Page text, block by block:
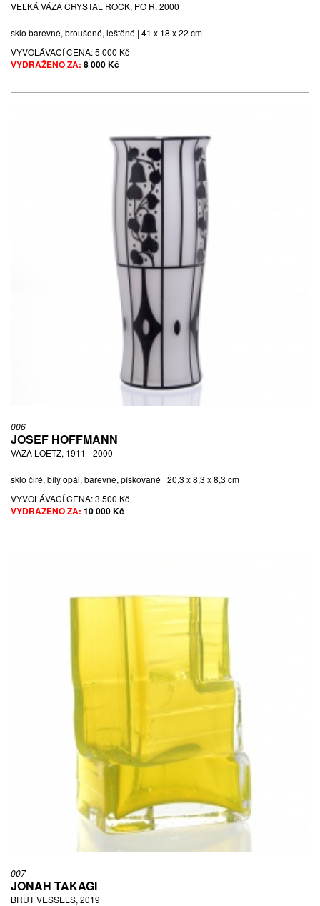
VELKÁ VÁZA CRYSTAL ROCK, PO R. 2000
sklo barevné, broušené, leštěné | 41 x 18 x 22 cm
VYVOLÁVACÍ CENA:5 000 Kč
VYDRAŽENO ZA: 8 000 Kč
006
JOSEF HOFFMANN
VÁZA LOETZ, 1911 - 2000
sklo čiré, bílý opál, barevné, pískované | 20,3 x 8,3 x 8,3 cm
VYVOLÁVACÍ CENA:3 500 Kč
VYDRAŽENO ZA: 10 000 Kč
007
JONAH TAKAGI
BRUT VESSELS, 2019